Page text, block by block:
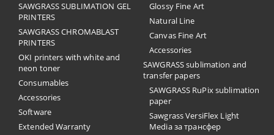
SAWGRASS SUBLIMATION GEL
PRINTERS
SAWGRASS CHROMABLAST
PRINTERS
OKI printers with white and
neon toner
Consumables
Accessories
Software
Extended Warranty
Glossy Fine Art
Natural Line
Canvas Fine Art
Accessories
SAWGRASS sublimation and
transfer papers
SAWGRASS RuPix sublimation
paper
Sawgrass VersiFlex Light
Media за трансфер